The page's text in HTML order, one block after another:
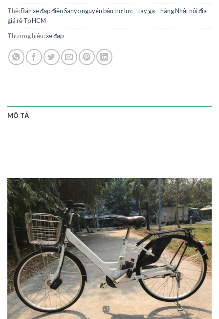
Thẻ:Bán xe đạp điện Sanyo nguyên bản trợ lực – tay ga – hàng Nhật nội địa
giá rẻ Tp HCM
Thương hiệu:xe đạp
MÔ TẢ